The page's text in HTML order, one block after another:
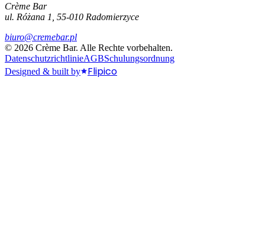
Crème Bar
ul. Różana 1, 55-010 Radomierzyce
biuro@cremebar.pl
© 2026 Crème Bar. Alle Rechte vorbehalten.
DatenschutzrichtlinieAGBSchulungsordnung
Designed & built by
Flipico